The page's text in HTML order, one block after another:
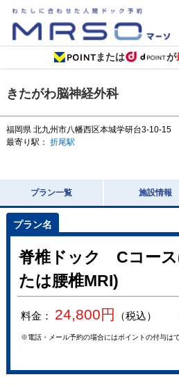
または が
きたがわ脳神経外科
福岡県 北九州市八幡西区本城学研台3-10-15
最寄り駅： 折尾駅
プラン一覧 施設情報
脊椎ドック Cコース
たは腰椎MRI)
料金： 24,800円 （税込）
※電話・メール予約の場合にはポイントの付与はで